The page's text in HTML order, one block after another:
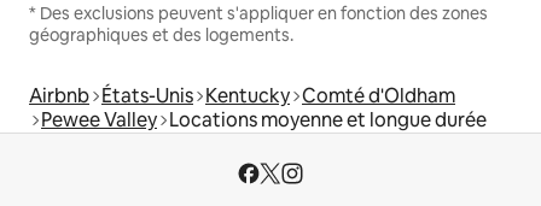
* Des exclusions peuvent s'appliquer en fonction des zones
géographiques et des logements.
Airbnb États-Unis Kentucky Comté d'Oldham
Pewee Valley Locations moyenne et longue durée